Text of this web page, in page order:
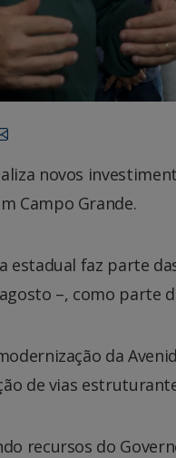
novos
Campo Grande.
faz parte
–, como parte
da
de vias
recursos do